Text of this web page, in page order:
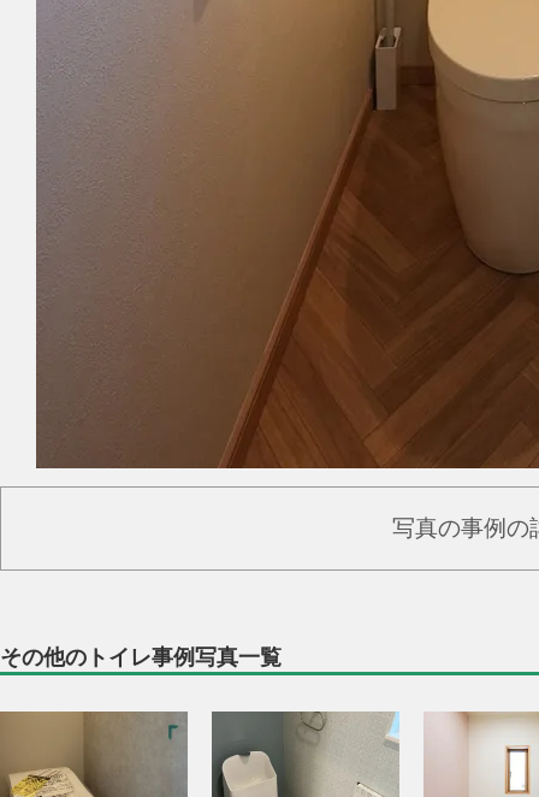
写真の事例の
その他のトイレ事例写真一覧